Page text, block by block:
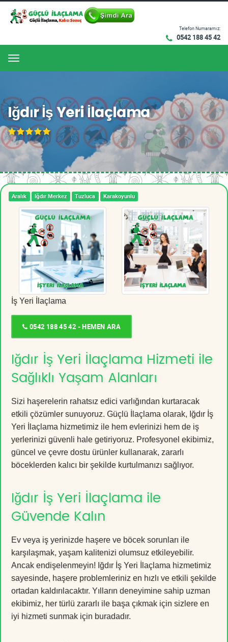
Telefon Numaramız:
0542 188 45 42
Menu
Iğdır İş Yeri İlaçlama
Aralık Iğdır Merkez Tuzluca Karakoyunlu
İş Yeri İlaçlama
0542 188 45 42 - HEMEN ARA
Iğdır İş Yeri İlaçlama Hizmeti ile
Sağlıklı Yaşam Alanları
Sizi haşerelerin rahatsız edici varlığından kurtaracak
etkili çözümler sunuyoruz. Güçlü İlaçlama olarak, Iğdır İş
Yeri İlaçlama hizmetimiz ile hem evlerinizi hem de iş
yerlerinizi güvenli hale getiriyoruz. Profesyonel ekibimiz,
güncel ve çevre dostu ürünler kullanarak, zararlı
böceklerden kalıcı bir şekilde kurtulmanızı sağlıyor.
Iğdır İş Yeri İlaçlama ile
Güvende Kalın
Ev veya iş yerinizde haşere ve böcek sorunları ile
karşılaşmak, yaşam kalitenizi olumsuz etkileyebilir.
Ancak endişelenmeyin! Iğdır İş Yeri İlaçlama hizmetimiz
sayesinde, haşere problemleriniz en hızlı ve etkili şekilde
ortadan kaldırılacaktır. Yılların deneyimine sahip uzman
ekibimiz, her türlü zararlı ile başa çıkmak için sizlere en
iyi hizmeti sunmak için buradadır.